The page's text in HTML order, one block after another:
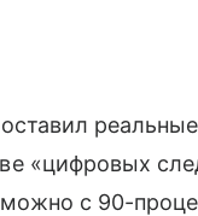
«цифровых
с 90-